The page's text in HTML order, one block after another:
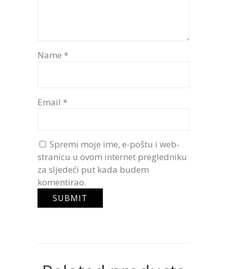
Name *
Email *
Spremi moje ime, e-poštu i web-
stranicu u ovom internet pregledniku
za sljedeći put kada budem
komentirao.